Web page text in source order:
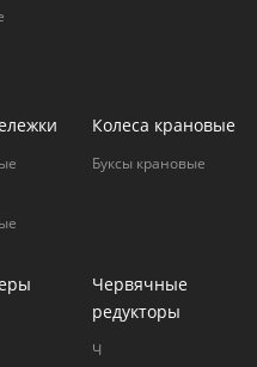
Колеса крановые
Буксы крановые
Червячные
редукторы
Ч